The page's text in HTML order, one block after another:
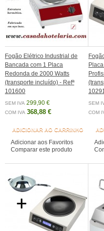
Fogão Elétrico Industrial de
Bancada com 1 Placa
Redonda de 2000 Watts
(transporte incluído) - Refª
101600
SEM IVA 299,90 €
COM IVA 368,88 €
ADICIONAR AO CARRINHO
Adicionar aos Favoritos
Comparar este produto
SEM
COM